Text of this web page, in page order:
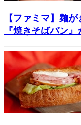
【ファミマ】麺
『焼きそばパン』